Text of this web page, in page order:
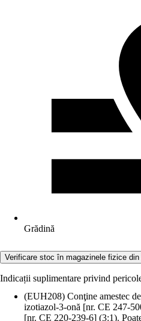
Grădină
Verificare stoc în magazinele fizice din
Indicații suplimentare privind
(EUH208) Conţine amestec
izotiazol-3-onă [nr. CE 247-
[nr. CE 220-239-6] (3:1).